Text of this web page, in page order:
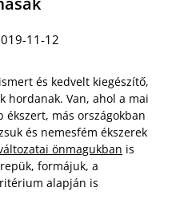
11-12
és kedvelt kiegészítő,
hordanak. Van, ahol a mai
más országokban
és nemesfém ékszerek
önmagukban is
formájuk, a
alapján is